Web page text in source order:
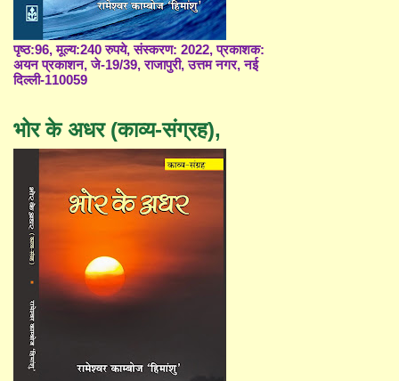
पृष्ठ:96, मूल्य:240 रुपये, संस्करण: 2022, प्रकाशक:
अयन प्रकाशन, जे-19/39, राजापुरी, उत्तम नगर, नई
दिल्ली-110059
भोर के अधर (काव्य-संग्रह),